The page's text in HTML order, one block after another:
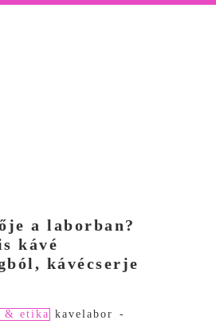
a laborban?
kávé
kávécserje
& etika kavelabor
-